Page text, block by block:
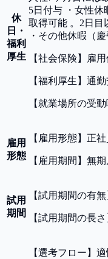
休
日・
福利
厚生
5日付与 ・女性休
取得可能 。2日目
・その他休暇（
【社会保険 】 雇
【福利厚生 】 通勤
【 就業場所の受
雇用
形態
【 雇用形態】 正社
【 雇用期間 】 無期
試用
期間
【試用期間の有無
【試用期間の長さ
【選考フロー 】 適